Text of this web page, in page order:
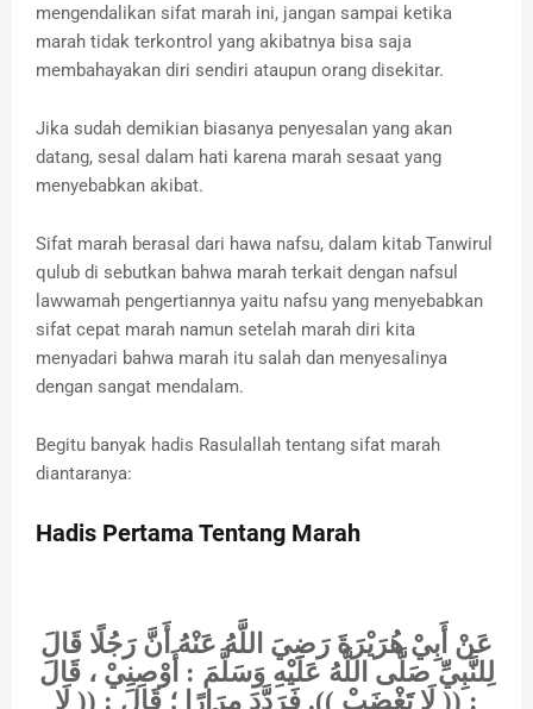
mengendalikan sifat marah ini, jangan sampai ketika
marah tidak terkontrol yang akibatnya bisa saja
membahayakan diri sendiri ataupun orang disekitar.
Jika sudah demikian biasanya penyesalan yang akan
datang, sesal dalam hati karena marah sesaat yang
menyebabkan akibat.
Sifat marah berasal dari hawa nafsu, dalam kitab Tanwirul
qulub di sebutkan bahwa marah terkait dengan nafsul
lawwamah pengertiannya yaitu nafsu yang menyebabkan
sifat cepat marah namun setelah marah diri kita
menyadari bahwa marah itu salah dan menyesalinya
dengan sangat mendalam.
Begitu banyak hadis Rasulallah tentang sifat marah
diantaranya:
Hadis Pertama Tentang Marah
عَنْ أَبِيْ هُرَيْرَةَ رَضِيَ اللَّهُ عَنْهُ أَنَّ رَجُلًا قَالَ
لِلنَّبِيِّ صَلَّى اللَّهُ عَلَيْهِ وَسَلَّمَ : أَوْصِنِيْ ، قَالَ
: (( لَا تَغْضَبْ )). فَرَدَّدَ مِرَارًا ؛ قَالَ : (( لَا